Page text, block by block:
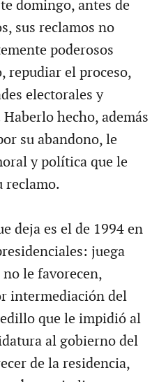
domingo, antes de
sus reclamos no
poderosos
repudiar el proceso,
electorales y
hecho, además
su abandono, le
y política que le
reclamo.
deja es el de 1994 en
juega
le favorecen,
intermediación del
que le impidió al
al gobierno del
de la residencia,